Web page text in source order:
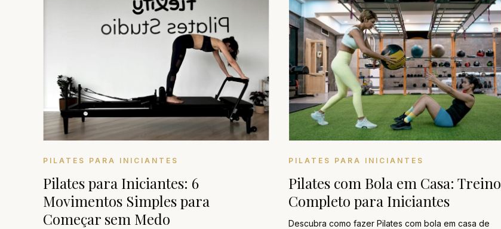
PILATES PARA INICIANTES
Pilates para Iniciantes: 6
Movimentos Simples para
Começar sem Medo
PILATES PARA INICIANTES
Pilates com Bola em Casa: Treino
Completo para Iniciantes
Descubra como fazer Pilates com bola em casa de